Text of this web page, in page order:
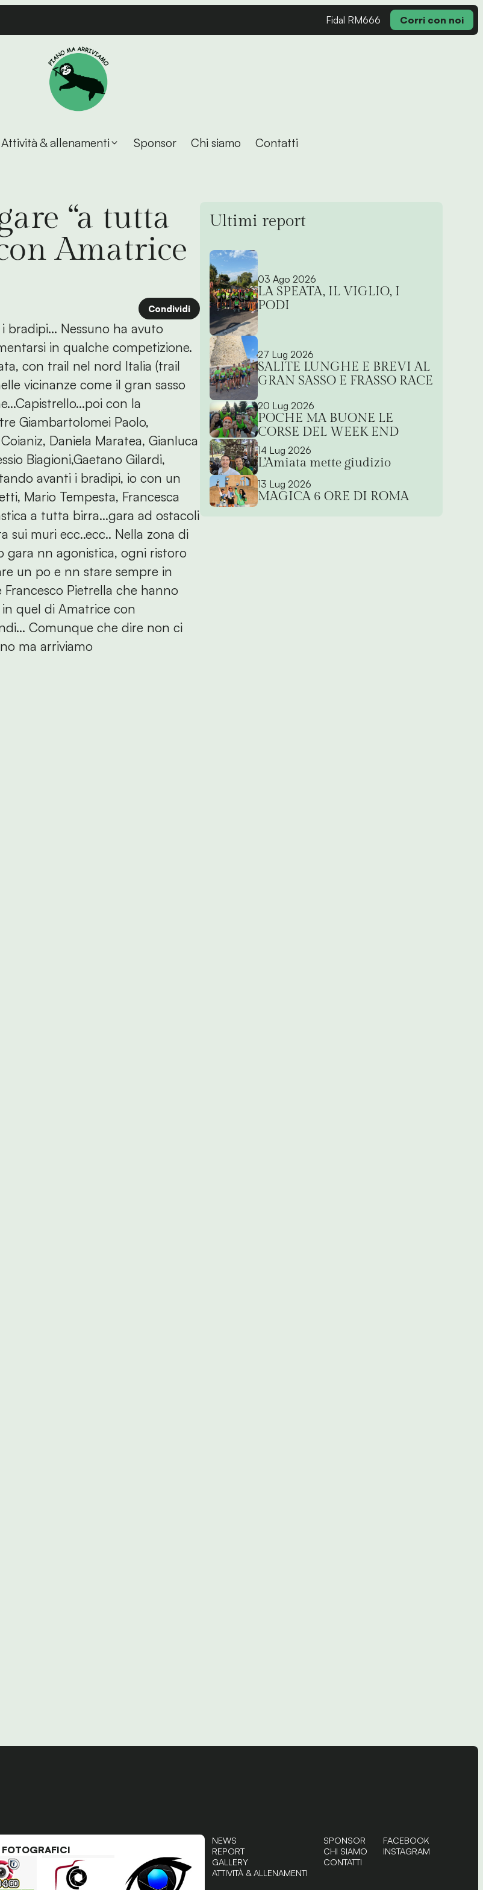
Fidal RM666 Corri con noi
Attività & allenamenti Sponsor Chi siamo Contatti
“a tutta
Amatrice
Condividi
bradipi... Nessuno ha avuto
in qualche competizione.
con trail nel nord Italia (trail
vicinanze come il gran sasso
con la
Giambartolomei Paolo,
Daniela Maratea, Gianluca
Biagioni,Gaetano Gilardi,
avanti i bradipi, io con un
Mario Tempesta, Francesca
a tutta birra...gara ad ostacoli
sui muri ecc..ecc.. Nella zona di
gara nn agonistica, ogni ristoro
un po e nn stare sempre in
Pietrella che hanno
quel di Amatrice con
Comunque che dire non ci
ma arriviamo
Ultimi report
03 Ago 2026
LA SPEATA, IL VIGLIO, I
PODI
27 Lug 2026
SALITE LUNGHE E BREVI AL
GRAN SASSO E FRASSO RACE
20 Lug 2026
POCHE MA BUONE LE
CORSE DEL WEEK END
14 Lug 2026
L’Amiata mette giudizio
13 Lug 2026
MAGICA 6 ORE DI ROMA
FOTOGRAFICI
NEWS
REPORT
GALLERY
ATTIVITÀ & ALLENAMENTI
SPONSOR
CHI SIAMO
CONTATTI
FACEBOOK
INSTAGRAM